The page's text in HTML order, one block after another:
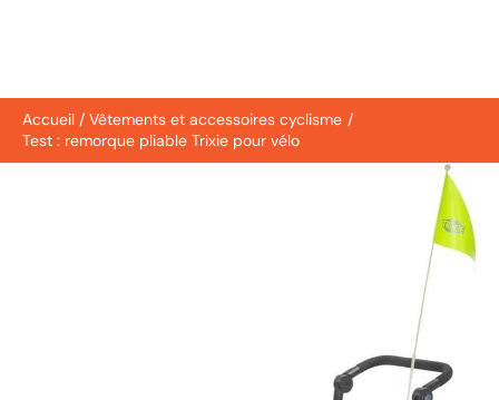
Accueil
Vêtements et accessoires cyclisme
Test : remorque pliable Trixie pour vélo